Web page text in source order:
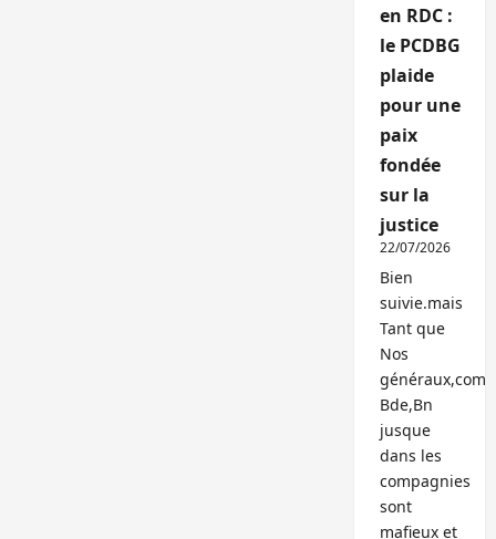
en RDC :
le PCDBG
plaide
pour une
paix
fondée
sur la
justice
22/07/2026
Bien
suivie.mais
Tant que
Nos
généraux,com
Bde,Bn
jusque
dans les
compagnies
sont
mafieux et